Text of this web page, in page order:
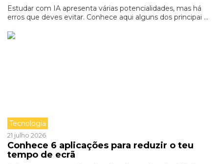
Estudar com IA apresenta várias potencialidades, mas há
erros que deves evitar. Conhece aqui alguns dos principai ...
Tecnologia
21 julho 2026
Conhece 6 aplicações para reduzir o teu
tempo de ecrã